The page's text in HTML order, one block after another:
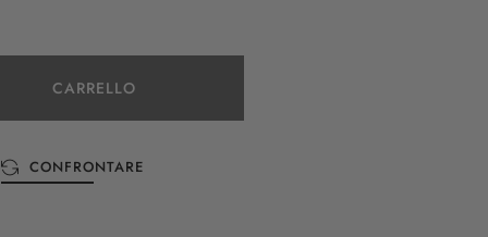
CARRELLO
CONFRONTARE